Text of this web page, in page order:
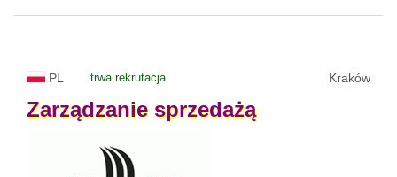
PL trwa rekrutacja Kraków
Zarządzanie sprzedażą